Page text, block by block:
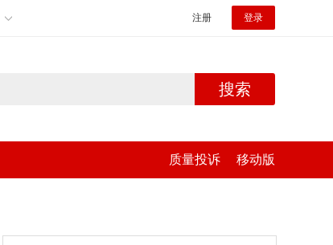
注册 登录
搜索
质量投诉 移动版